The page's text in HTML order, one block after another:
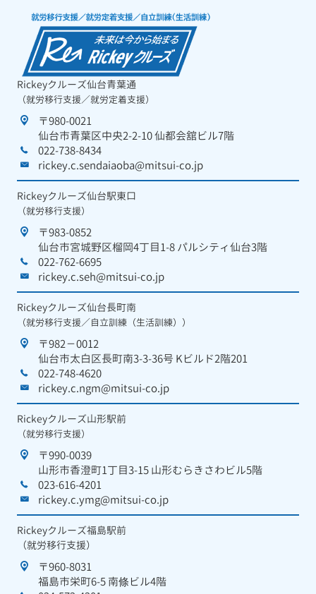
Rickeyクルーズ仙台青葉通
（就労移行支援／就労定着支援）
〒980-0021
仙台市青葉区中央2-2-10 仙都会舘ビル7階
022-738-8434
rickey.c.sendaiaoba@mitsui-co.jp
Rickeyクルーズ仙台駅東口
（就労移行支援）
〒983-0852
仙台市宮城野区榴岡4丁目1-8 パルシティ仙台3階
022-762-6695
rickey.c.seh@mitsui-co.jp
Rickeyクルーズ仙台長町南
（就労移行支援／自立訓練（生活訓練））
〒982－0012
仙台市太白区長町南3-3-36号 Kビルド2階201
022-748-4620
rickey.c.ngm@mitsui-co.jp
Rickeyクルーズ山形駅前
（就労移行支援）
〒990-0039
山形市香澄町1丁目3-15 山形むらきさわビル5階
023-616-4201
rickey.c.ymg@mitsui-co.jp
Rickeyクルーズ福島駅前
（就労移行支援）
〒960-8031
福島市栄町6-5 南條ビル4階